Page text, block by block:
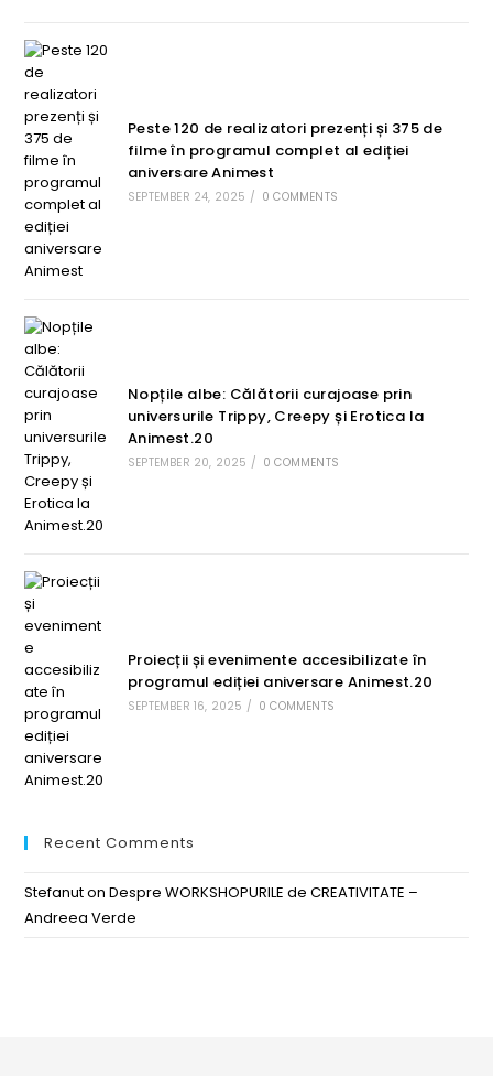
Peste 120 de realizatori prezenți și 375 de
filme în programul complet al ediției
aniversare Animest
SEPTEMBER 24, 2025 / 0 COMMENTS
Nopțile albe: Călătorii curajoase prin
universurile Trippy, Creepy și Erotica la
Animest.20
SEPTEMBER 20, 2025 / 0 COMMENTS
Proiecții și evenimente accesibilizate în
programul ediției aniversare Animest.20
SEPTEMBER 16, 2025 / 0 COMMENTS
Recent Comments
StefanutonDespre WORKSHOPURILE de CREATIVITATE –
Andreea Verde